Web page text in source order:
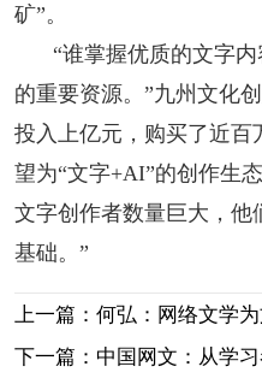
矿”。
“谁掌握优质的文字
的重要资源。”九州文化
投入上亿元，购买了近百
望为“文字+AI”的创作生
文字创作者数量巨大，
基础。”
上一篇：何弘：网络文学
下一篇：中国网文：从学